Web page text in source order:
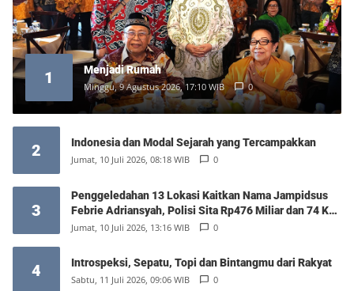
1 Menjadi Rumah
Minggu, 9 Agustus 2026, 17:10 WIB 0
2 Indonesia dan Modal Sejarah yang Tercampakkan
Jumat, 10 Juli 2026, 08:18 WIB 0
3
Penggeledahan 13 Lokasi Kaitkan Nama Jampidsus
Febrie Adriansyah, Polisi Sita Rp476 Miliar dan 74 Kg
Emas
Jumat, 10 Juli 2026, 13:16 WIB 0
4 Introspeksi, Sepatu, Topi dan Bintangmu dari Rakyat
Sabtu, 11 Juli 2026, 09:06 WIB 0